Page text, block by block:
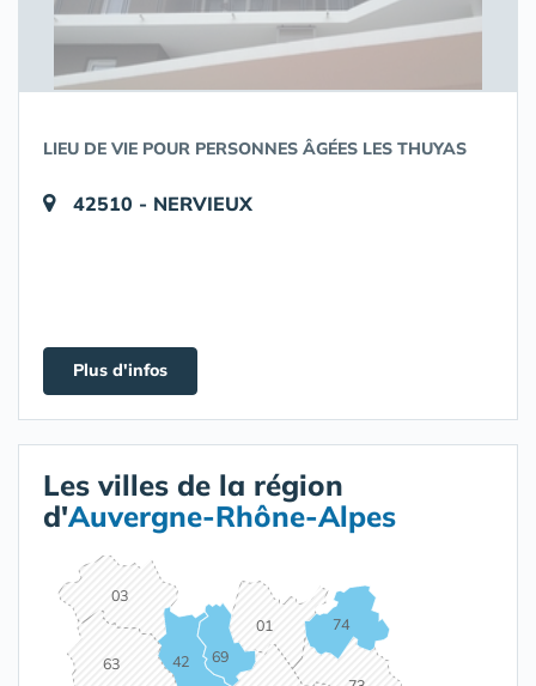
LIEU DE VIE POUR PERSONNES ÂGÉES LES THUYAS
42510 - NERVIEUX
Plus d'infos
Les villes de la région
d'Auvergne-Rhône-Alpes
01
03
42
63
69
74